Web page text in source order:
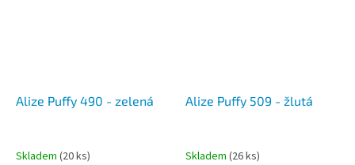
Alize Puffy 490 - zelená
Skladem (20 ks)
Alize Puffy 509 - žlutá
Skladem (26 ks)